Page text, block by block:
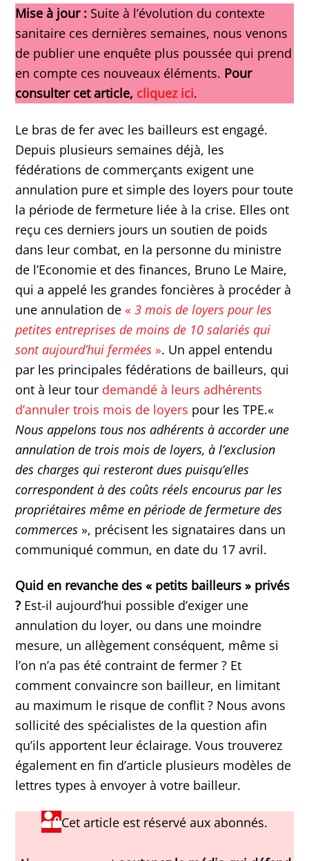
Mise à jour : Suite à l’évolution du contexte
sanitaire ces dernières semaines, nous venons
de publier une enquête plus poussée qui prend
en compte ces nouveaux éléments. Pour
consulter cet article, cliquez ici.
Le bras de fer avec les bailleurs est engagé.
Depuis plusieurs semaines déjà, les
fédérations de commerçants exigent une
annulation pure et simple des loyers pour toute
la période de fermeture liée à la crise. Elles ont
reçu ces derniers jours un soutien de poids
dans leur combat, en la personne du ministre
de l’Economie et des finances, Bruno Le Maire,
qui a appelé les grandes foncières à procéder à
une annulation de«3 mois de loyers pour les
petites entreprises de moins de 10 salariés qui
sont aujourd’hui fermées ». Un appel entendu
par les principales fédérations de bailleurs, qui
ont à leur tour demandé à leurs adhérents
d’annuler trois mois de loyers pour les TPE.«
Nous appelons tous nos adhérents à accorder une
annulation de trois mois de loyers, à l’exclusion
des charges qui resteront dues puisqu’elles
correspondent à des coûts réels encourus par les
propriétaires même en période de fermeture des
commerces », précisent les signataires dans un
communiqué commun, en date du 17 avril.
Quid en revanche des « petits bailleurs » privés
? Est-il aujourd’hui possible d’exiger une
annulation du loyer, ou dans une moindre
mesure, un allègement conséquent, même si
l’on n’a pas été contraint de fermer ? Et
comment convaincre son bailleur, en limitant
au maximum le risque de conflit ? Nous avons
sollicité des spécialistes de la question afin
qu’ils apportent leur éclairage. Vous trouverez
également en fin d’article plusieurs modèles de
lettres types à envoyer à votre bailleur.
Cet article est réservé aux abonnés.